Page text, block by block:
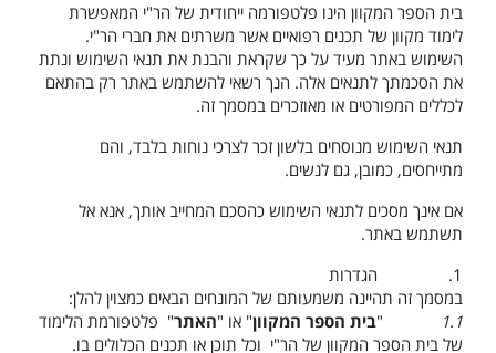
בית הספר המקוון הינו פלטפורמה ייחודית של הר"י המאפשרת
לימוד מקוון של תכנים רפואיים אשר משרתים את חברי הר"י.
השימוש באתר מעיד על כך שקראת והבנת את תנאי השימוש ונתת
את הסכמתך לתנאים אלה. הנך רשאי להשתמש באתר רק בהתאם
לכללים המפורטים או מאוזכרים במסמך זה.
תנאי השימוש מנוסחים בלשון זכר לצרכי נוחות בלבד, והם
מתייחסים, כמובן, גם לנשים.
אם אינך מסכים לתנאי השימוש כהסכם המחייב אותך, אנא אל
תשתמש באתר.
1.
הגדרות
במסמך זה תהיינה משמעותם של המונחים הבאים כמצוין להלן:
1.1
"בית הספר המקוון" או "האתר" פלטפורמת הלימוד
של בית הספר המקוון של הר"י וכל תוכן או תכנים הכלולים בו.